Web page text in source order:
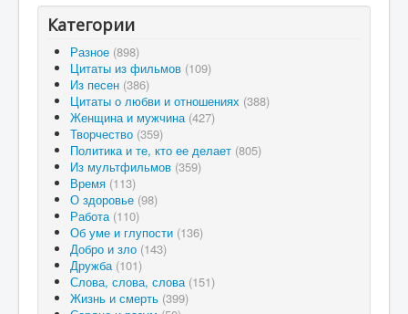
Категории
Разное (898)
Цитаты из фильмов (109)
Из песен (386)
Цитаты о любви и отношениях (388)
Женщина и мужчина (427)
Творчество (359)
Политика и те, кто ее делает (805)
Из мультфильмов (359)
Время (113)
О здоровье (98)
Работа (110)
Об уме и глупости (136)
Добро и зло (143)
Дружба (101)
Слова, слова, слова (151)
Жизнь и смерть (399)